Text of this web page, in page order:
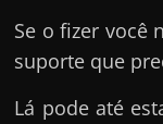
Se o fizer você
suporte que
Lá pode até